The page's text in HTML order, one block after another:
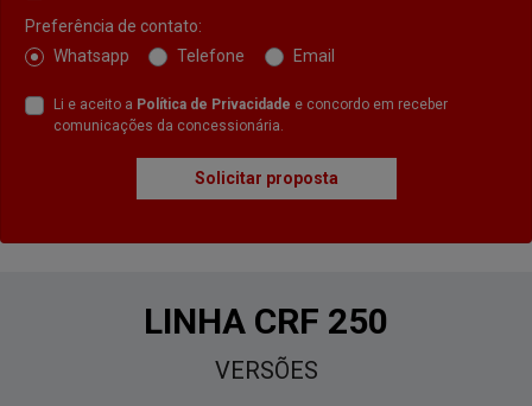
Preferência de contato:
Whatsapp
Telefone Email
Li e aceito a Política de Privacidade e concordo em receber
comunicações da concessionária.
Solicitar proposta
LINHA CRF 250
VERSÕES